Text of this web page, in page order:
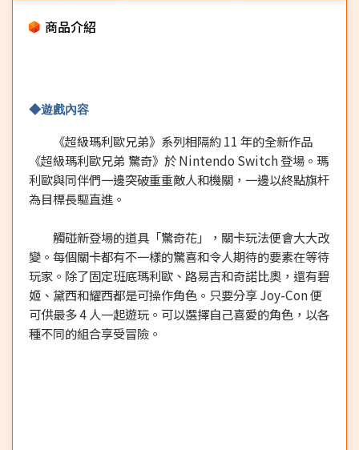
商品介紹
◆遊戲內容
《超級瑪利歐兄弟》系列相隔約11 年的全新作品
《超級瑪利歐兄弟 驚奇》於Nintendo Switch登場。瑪
利歐與同伴們一邊突破重重敵人和機關，一邊以終點旗杆
為目標長驅直進。
觸碰新登場的道具「驚奇花」，關卡玩法便會大大改
變。每個關卡都有不一樣的驚喜和令人期待的要素在等待
玩家。除了固定班底瑪利歐、路易吉和奇諾比奧，還有碧
姬、黛西和耀西都是可操作角色。只要分享Joy-Con便
可供最多4 人一起遊玩。可以選擇自己喜愛的角色，以各
種不同的組合享受冒險。